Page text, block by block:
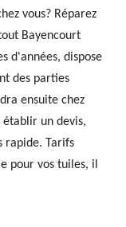
vous? Réparez
Bayencourt
d'années, dispose
des parties
ensuite chez
un devis,
rapide. Tarifs
pour vos tuiles, il